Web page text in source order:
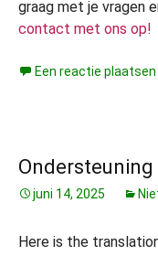
graag met je vragen
contact met ons op!
Een reactie plaatsen
Ondersteuning
juni 14, 2025
Here is the